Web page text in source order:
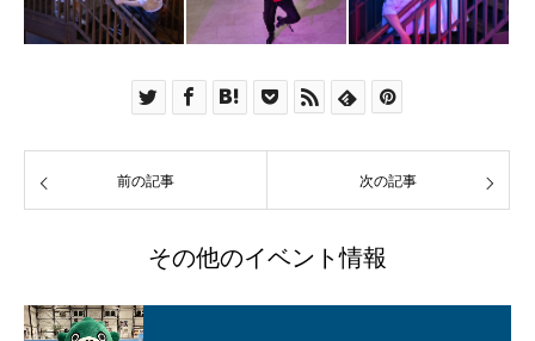
前の記事 次の記事
その他のイベント情報